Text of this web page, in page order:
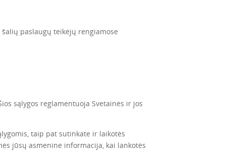
paslaugų teikėjų rengiamose
sąlygos reglamentuoja Svetainės ir jos
taip pat sutinkate ir laikotės
jūsų asmenine informacija, kai lankotės